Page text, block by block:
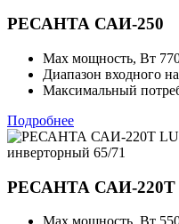
РЕСАНТА САИ-250
Max мощность, Вт
Диапазон входного
Максимальный
Подробнее
РЕСАНТА САИ-220Т